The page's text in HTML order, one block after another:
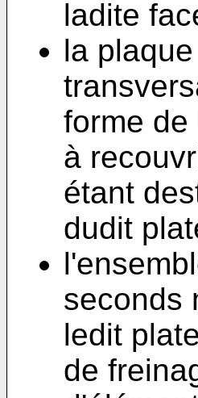
ladite
la
forme
à
étant
dudit
seconds
ledit
de